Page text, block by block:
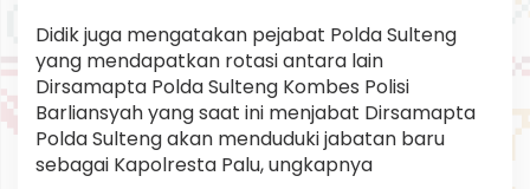
Didik juga mengatakan pejabat Polda Sulteng
yang mendapatkan rotasi antara lain
Dirsamapta Polda Sulteng Kombes Polisi
Barliansyah yang saat ini menjabat Dirsamapta
Polda Sulteng akan menduduki jabatan baru
sebagai Kapolresta Palu, ungkapnya